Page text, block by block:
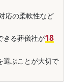
応の柔軟性など
きる葬儀社が18
選ぶことが大切で